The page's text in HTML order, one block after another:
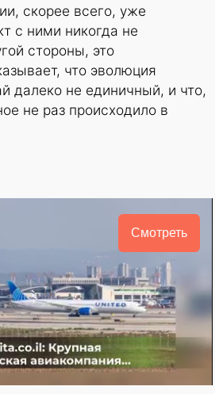
скорее всего, уже
с ними никогда не
стороны, это
что эволюция
далеко не единичный, и что,
не раз происходило в
Смотреть